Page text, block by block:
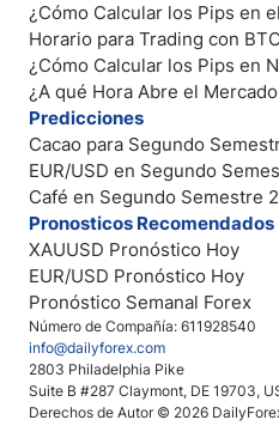
Número de Compañía: 611928540
info@dailyforex.com
2803 Philadelphia Pike
Suite B #287 Claymont, DE 19703,
Derechos de Autor © 2026
¿Cómo Calcular los Pips en
Horario para Trading con BTC
¿Cómo Calcular los Pips en
¿A qué Hora Abre el
Predicciones
Cacao para Segundo
EUR/USD en Segundo
Café en Segundo Semestre
Pronosticos Recomendados
XAUUSD Pronóstico Hoy
EUR/USD Pronóstico Hoy
Pronóstico Semanal Forex